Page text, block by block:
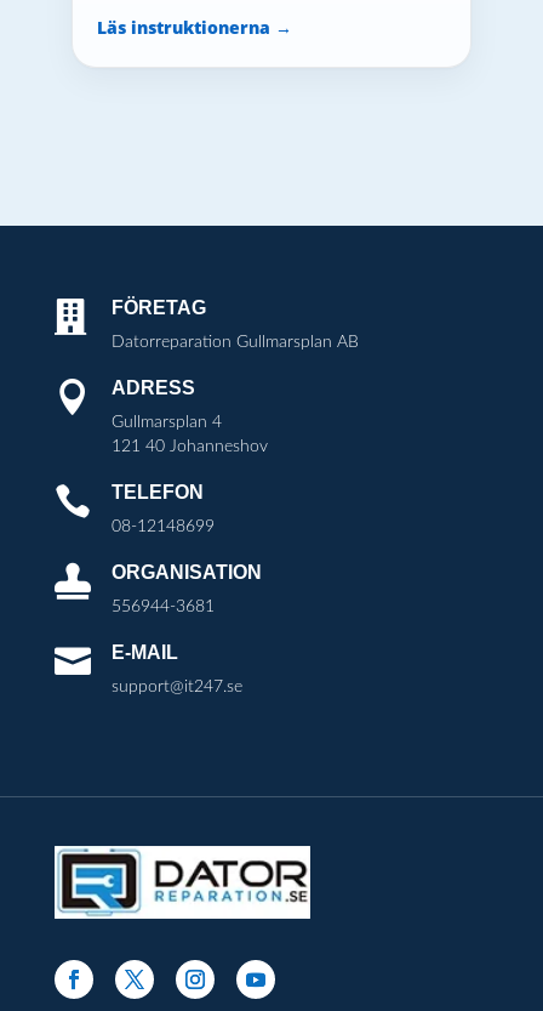
Läs instruktionerna →
 FÖRETAG
Datorreparation Gullmarsplan AB
 ADRESS
Gullmarsplan 4
121 40 Johanneshov
 TELEFON
08-12148699
 ORGANISATION
556944-3681
 E-MAIL
support@it247.se